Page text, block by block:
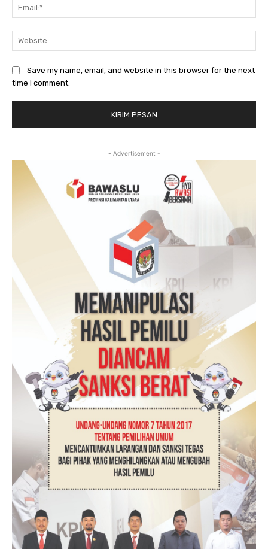
Save my name, email, and website in this browser for the next
time I comment.
- Advertisement -